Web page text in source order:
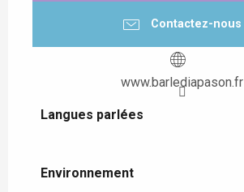
Contactez-nous
www.barlediapason.fr
Langues parlées
Langues parlées
Environnement
Environnement